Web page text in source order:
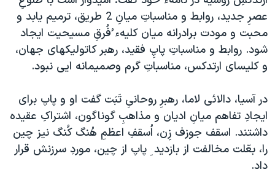
صفحه‌های ویژه
سفر پرزیدنت ترامپ به چین
عصرِ جديد، روابط و مناسباتِ ميانِ 2 طريق، ترميم يابد و
محبت و مودت برادرانه ميان کليهء ُفُرقِ مسيحيت ايجاد
شود. روابط و مناسباتِ پاپِ فقيد، رهبر کاتوليکهای جهان،
و کليسای ارتدکس، مناسباتِ گرم وصميمانه ايی نبود.
در آسيا، دالائی لاما، رهبرِ روحانیِ تَبَت گفت او و پاپ برای
ايجادِ تفاهم ميانِ اديان و مذاهبِ گوناگون، اشتراکِ عقيده
داشتند. اسقف جوزف زِن، اُسقفِ اعظمِ هُنگ کُنگ نيز چين
را، بعّلت مخالفت از بازديد ِ پاپ از چين، موردِ سرزنش قرار
داد.